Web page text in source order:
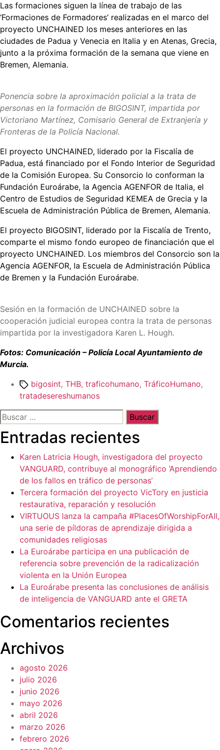
Las formaciones siguen la línea de trabajo de las
‘Formaciones de Formadores’ realizadas en el marco del
proyecto UNCHAINED los meses anteriores en las
ciudades de Padua y Venecia en Italia y en Atenas, Grecia,
junto a la próxima formación de la semana que viene en
Bremen, Alemania.
Ponencia sobre la aproximación policial a la trata de
personas en la formación de BIGOSINT, impartida por
Victoriano Martínez, Comisario General de Extranjería y
Fronteras de la Policía Nacional.
El proyecto UNCHAINED, liderado por la Fiscalía de
Padua, está financiado por el Fondo Interior de Seguridad
de la Comisión Europea. Su Consorcio lo conforman la
Fundación Euroárabe, la Agencia AGENFOR de Italia, el
Centro de Estudios de Seguridad KEMEA de Grecia y la
Escuela de Administración Pública de Bremen, Alemania.
El proyecto BIGOSINT, liderado por la Fiscalía de Trento,
comparte el mismo fondo europeo de financiación que el
proyecto UNCHAINED. Los miembros del Consorcio son la
Agencia AGENFOR, la Escuela de Administración Pública
de Bremen y la Fundación Euroárabe.
Sesión en la formación de UNCHAINED sobre la
cooperación judicial europea contra la trata de personas
impartida por la investigadora Karen L. Hough.
Fotos: Comunicación –Policía Local Ayuntamiento de
Murcia.
Etiquetas
bigosint, THB, traficohumano, TráficoHumano,
tratadesereshumanos
Buscar:
Entradas recientes
Karen Latricia Hough, investigadora del proyecto
VANGUARD, contribuye al monográfico ‘Aprendiendo
de los fallos en tráfico de personas’
Tercera formación del proyecto VicTory en justicia
restaurativa, reparación y resolución
VIRTUOUS lanza la campaña #PlacesOfWorshipForAll,
una serie de píldoras de aprendizaje dirigida a
comunidades religiosas
La Euroárabe participa en una publicación de
referencia sobre prevención de la radicalización
violenta en la Unión Europea
La Euroárabe presenta las conclusiones de análisis
de inteligencia de VANGUARD ante el GRETA
Comentarios recientes
Archivos
agosto 2026
julio 2026
junio 2026
mayo 2026
abril 2026
marzo 2026
febrero 2026